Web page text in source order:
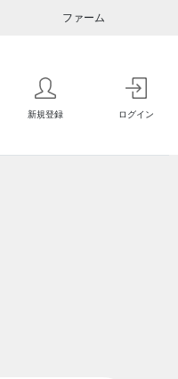
ファーム
新規登録 ログイン